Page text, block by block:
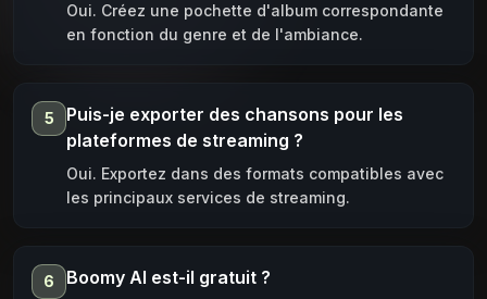
Oui. Créez une pochette d'album correspondante
en fonction du genre et de l'ambiance.
5
Puis-je exporter des chansons pour les
plateformes de streaming ?
Oui. Exportez dans des formats compatibles avec
les principaux services de streaming.
6 Boomy AI est-il gratuit ?